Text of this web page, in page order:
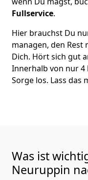
Fullservice.
Hier brauchst Du
managen, den
Dich. Hört sich gut
Innerhalb von nur 4
Sorge los. Lass das
Was ist
Neuruppin